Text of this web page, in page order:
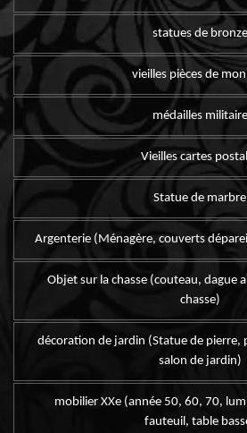
statues de bronze
vieilles pièces de
médailles militaire
Vieilles cartes
Statue de marbre
Argenterie (Ménagère, couverts
Objet sur la chasse (couteau, dague
chasse)
décoration de jardin (Statue de pierre,
salon de jardin)
mobilier XXe (année 50, 60, 70,
fauteuil, table